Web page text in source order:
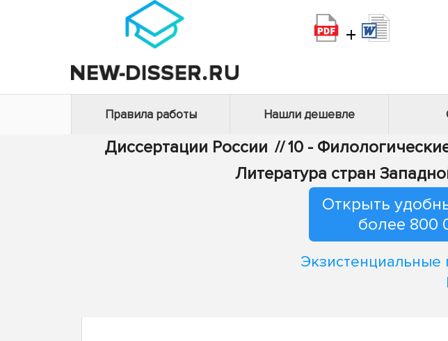
+
Правила работы Нашли дешевле
Диссертации России //10 -
Литература стран
Открыть
более 800
Экзистенциальные